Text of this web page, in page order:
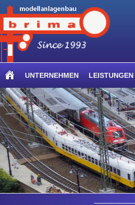
UNTERNEHMEN LEISTUNGEN